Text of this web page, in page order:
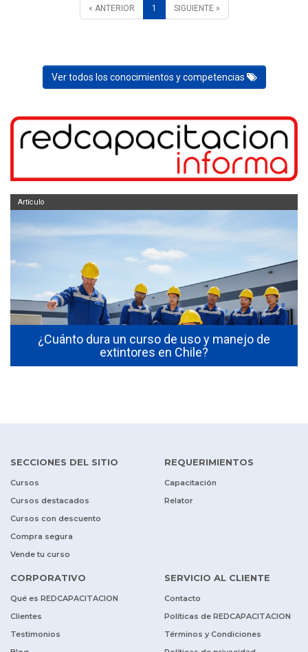
« ANTERIOR 1 SIGUIENTE »
Ver todos los conocimientos y competencias
¿Cuánto dura un curso de uso y manejo de
extintores en Chile?
Artículo
SECCIONES DEL SITIO
Cursos
Cursos destacados
Cursos con descuento
Compra segura
Vende tu curso
REQUERIMIENTOS
Capacitación
Relator
CORPORATIVO
Qué es REDCAPACITACION
Clientes
Testimonios
SERVICIO AL CLIENTE
Contacto
Políticas de REDCAPACITACION
Términos y Condiciones